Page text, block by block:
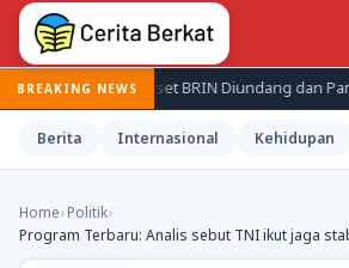
BREAKING NEWS
Kali Periset BRIN Diundang dan Pamerkan
Berita Internasional Kehidupan
Home›Politik›
Program Terbaru: Analis sebut TNI ikut jaga